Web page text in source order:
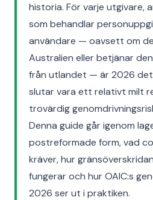
historia. För varje utgivare,
som behandlar
användare — oavsett om
Australien eller betjänar
från utlandet — är 2026
slutar vara ett relativt milt
trovärdig
Denna guide går igenom
postreformade form, vad
kräver, hur
fungerar och hur OAIC:s
2026 ser ut i praktiken.